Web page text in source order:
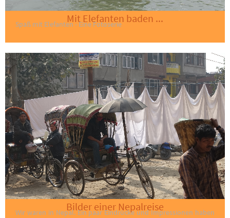
Mit Elefanten baden ...
Spaß mit Elefanten - Eine Fotoserie
Bilder einer Nepalreise
Wir waren in Nepal. Ein paar Eindrücke und Impressionen haben